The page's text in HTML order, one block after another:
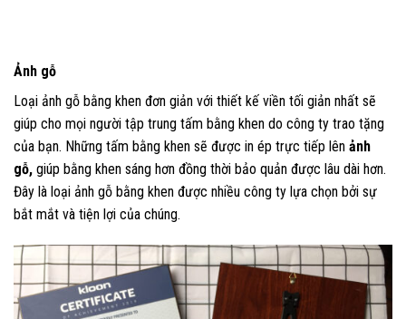
Ảnh gỗ
Loại ảnh gỗ bằng khen đơn giản với thiết kế viền tối giản nhất sẽ
giúp cho mọi người tập trung tấm bằng khen do công ty trao tặng
của bạn. Những tấm bằng khen sẽ được in ép trực tiếp lên ảnh
gỗ, giúp bằng khen sáng hơn đồng thời bảo quản được lâu dài hơn.
Đây là loại ảnh gỗ bằng khen được nhiều công ty lựa chọn bởi sự
bắt mắt và tiện lợi của chúng.